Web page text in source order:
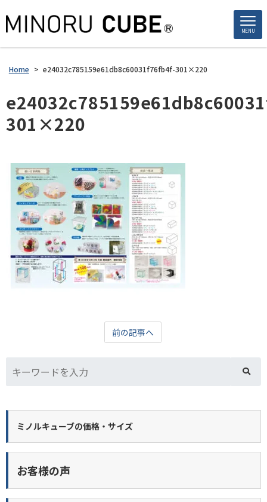
MENU
Home > e24032c785159e61db8c60031f76fb4f-301×220
301×220
前の記事へ
ミノルキューブの価格・サイズ
お客様の声